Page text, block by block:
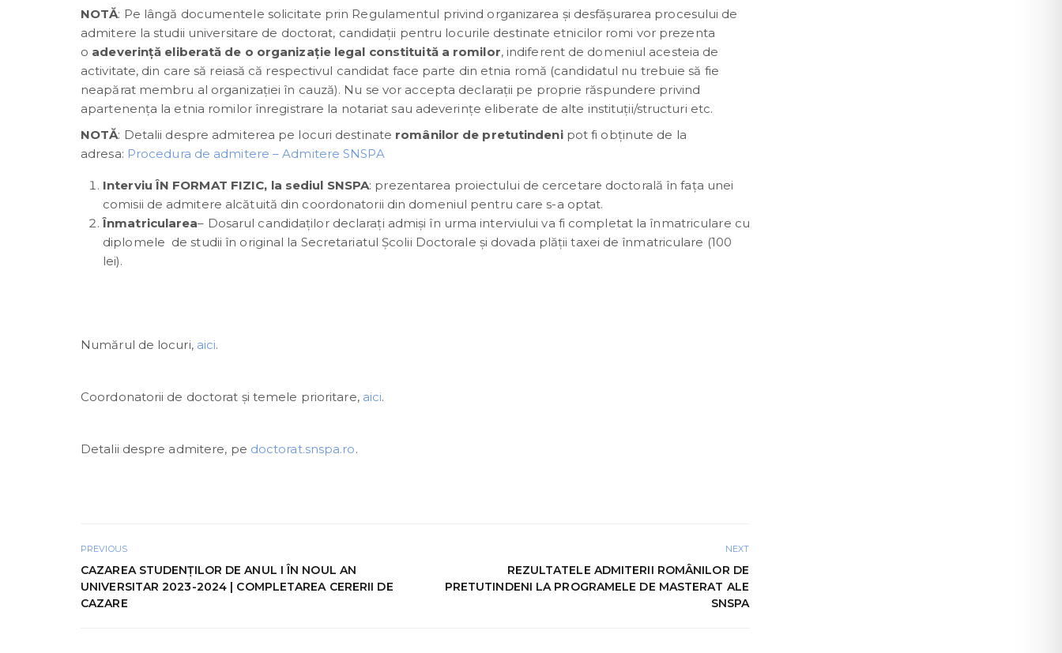
NOTĂ: Pe lângă documentele solicitate prin Regulamentul privind organizarea și desfășurarea procesului de
admitere la studii universitare de doctorat, candidații pentru locurile destinate etnicilor romi vor prezenta
o adeverință eliberată de o organizație legal constituită a romilor, indiferent de domeniul acesteia de
activitate, din care să reiasă că respectivul candidat face parte din etnia romă (candidatul nu trebuie să fie
neapărat membru al organizației în cauză). Nu se vor accepta declarații pe proprie răspundere privind
apartenența la etnia romilor înregistrare la notariat sau adeverințe eliberate de alte instituții/structuri etc.
NOTĂ: Detalii despre admiterea pe locuri destinate românilor de pretutindenipot fi obținute de la
adresa: Procedura de admitere – Admitere SNSPA
Interviu ÎN FORMAT FIZIC, la sediul SNSPA: prezentarea proiectului de cercetare doctorală în fața unei
comisii de admitere alcătuită din coordonatorii din domeniul pentru care s-a optat.
Înmatricularea– Dosarul candidaţilor declaraţi admişi în urma interviului va fi completat la înmatriculare cu
diplomele de studii în original la Secretariatul Școlii Doctorale și dovada plății taxei de înmatriculare (100
lei).
Numărul de locuri, aici.
Coordonatorii de doctorat și temele prioritare, aici.
Detalii despre admitere, pe doctorat.snspa.ro.
PREVIOUS
CAZAREA STUDENŢILOR DE ANUL I ÎN NOUL AN
UNIVERSITAR 2023-2024 | COMPLETAREA CERERII DE
CAZARE
NEXT
REZULTATELE ADMITERII ROMÂNILOR DE
PRETUTINDENI LA PROGRAMELE DE MASTERAT ALE
SNSPA